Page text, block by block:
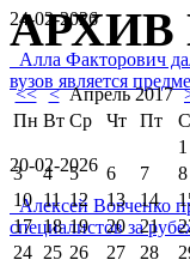
24-02-2026
Алла Факторович
вузов является
20-02-2026
Алексей Вовченко
специалистов за
<< < Апрель 2017
Пн Вт Ср Чт Пт
1
3
4 5 6 7 8
10 11 12 13 14
17 18 19 20 21
24 25 26 27 28